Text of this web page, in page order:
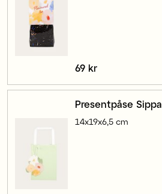
Pris:
69 kr
Presentpåse Sippa
14x19x6,5 cm